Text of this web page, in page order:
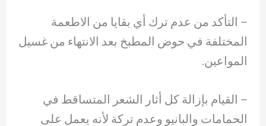
– التأكد من عدم ترك أي بقايا من الاطعمة
المختلفة في حوض المطبخ بعد الانتهاء من غسيل
المواعين.
– القيام ‏بإزالة كل أثار الشعر المتساقط في
الحمامات والبانيو وعدم تركة لأنه يعمل على